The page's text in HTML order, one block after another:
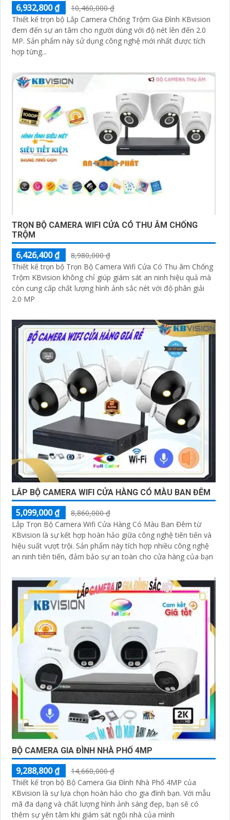
6,932,800 ₫
10,460,000 ₫
Thiết kế trọn bộ Lắp Camera Chống Trộm Gia Đình KBvision
đem đến sự an tâm cho người dùng với độ nét lên đến 2.0
MP. Sản phẩm này sử dụng công nghệ mới nhất được tích
hợp từng...
TRỌN BỘ CAMERA WIFI CỬA CÓ THU ÂM CHỐNG
TRỘM
6,426,400 ₫
8,980,000 ₫
Thiết kế trọn bộ Trọn Bộ Camera Wifi Cửa Có Thu âm Chống
Trộm KBvision không chỉ giúp giám sát an ninh hiệu quả mà
còn cung cấp chất lượng hình ảnh sắc nét với độ phân giải
2.0 MP
LẮP BỘ CAMERA WIFI CỬA HÀNG CÓ MÀU BAN ĐÊM
5,099,000 ₫
8,860,000 ₫
Lắp Trọn Bộ Camera Wifi Cửa Hàng Có Màu Ban Đêm từ
KBvision là sự kết hợp hoàn hảo giữa công nghệ tiên tiến và
hiệu suất vượt trội. Sản phẩm này tích hợp nhiều công nghệ
an ninh tiên tiến, đảm bảo sự an toàn cho cửa hàng của bạn
BỘ CAMERA GIA ĐÌNH NHÀ PHỐ 4MP
9,288,800 ₫
14,660,000 ₫
Thiết kế trọn bộ Bộ Camera Gia Đình Nhà Phố 4MP của
KBvision là sự lựa chọn hoàn hảo cho gia đình bạn. Với mẫu
mã đa dạng và chất lượng hình ảnh sáng đẹp, bạn sẽ có
thêm sự yên tâm khi giám sát ngôi nhà của mình